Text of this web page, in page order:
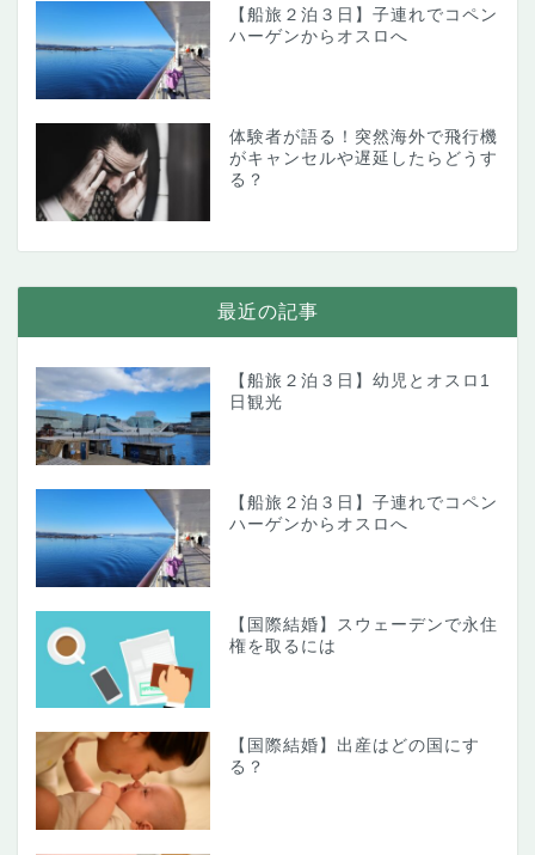
【船旅２泊３日】子連れでコペン
ハーゲンからオスロへ
体験者が語る！突然海外で飛行機
がキャンセルや遅延したらどうす
る？
最近の記事
【船旅２泊３日】幼児とオスロ1
日観光
【船旅２泊３日】子連れでコペン
ハーゲンからオスロへ
【国際結婚】スウェーデンで永住
権を取るには
【国際結婚】出産はどの国にす
る？